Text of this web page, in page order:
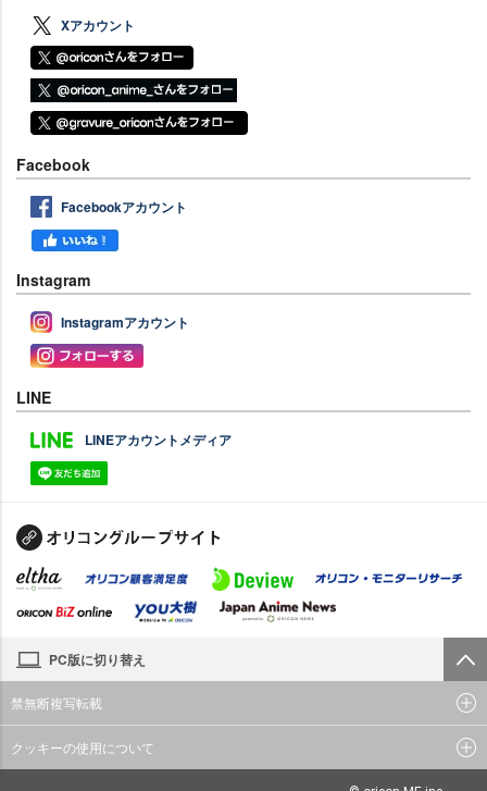
Xアカウント
Facebook
Facebookアカウント
Instagram
Instagramアカウント
LINE
LINEアカウントメディア
PC版に切り替え
禁無断複写転載
クッキーの使用について